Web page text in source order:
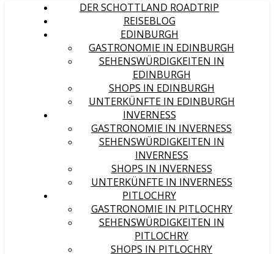
DER SCHOTTLAND ROADTRIP
REISEBLOG
EDINBURGH
GASTRONOMIE IN EDINBURGH
SEHENSWÜRDIGKEITEN IN
EDINBURGH
SHOPS IN EDINBURGH
UNTERKÜNFTE IN EDINBURGH
INVERNESS
GASTRONOMIE IN INVERNESS
SEHENSWÜRDIGKEITEN IN
INVERNESS
SHOPS IN INVERNESS
UNTERKÜNFTE IN INVERNESS
PITLOCHRY
GASTRONOMIE IN PITLOCHRY
SEHENSWÜRDIGKEITEN IN
PITLOCHRY
SHOPS IN PITLOCHRY